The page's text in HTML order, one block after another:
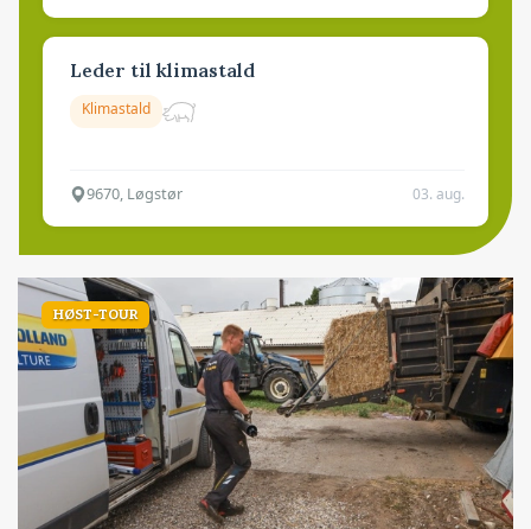
Leder til klimastald
Klimastald
9670, Løgstør 03. aug.
HØST-TOUR